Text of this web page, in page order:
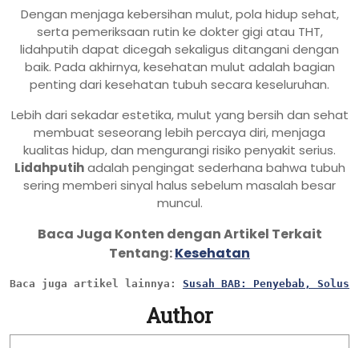
Dengan menjaga kebersihan mulut, pola hidup sehat,
serta pemeriksaan rutin ke dokter gigi atau THT,
lidahputih dapat dicegah sekaligus ditangani dengan
baik. Pada akhirnya, kesehatan mulut adalah bagian
penting dari kesehatan tubuh secara keseluruhan.
Lebih dari sekadar estetika, mulut yang bersih dan sehat
membuat seseorang lebih percaya diri, menjaga
kualitas hidup, dan mengurangi risiko penyakit serius.
Lidahputihadalah pengingat sederhana bahwa tubuh
sering memberi sinyal halus sebelum masalah besar
muncul.
Baca Juga Konten dengan Artikel Terkait
Tentang:Kesehatan
Baca juga artikel lainnya: Susah BAB: Penyebab,
Author